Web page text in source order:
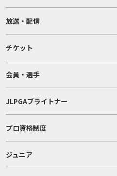
放送・配信
チケット
会員・選手
JLPGAブライトナー
プロ資格制度
ジュニア